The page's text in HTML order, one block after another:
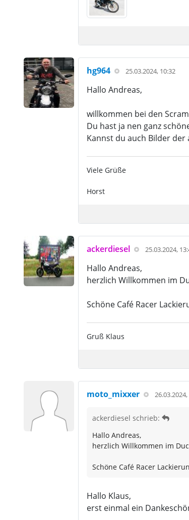
hg964 25.03.2024, 10:32
Hallo Andreas,
willkommen bei den
Du hast ja nen ganz
Kannst du auch Bilder der
Viele Grüße
Horst
ackerdiesel 25.03.2024,
Hallo Andreas,
herzlich Willkommen im
Schöne Café Racer
Gruß Klaus
moto_mixxer 26.03.2024,
ackerdiesel schrieb:
Hallo Andreas,
herzlich Willkommen im
Schöne Café Racer
Hallo Klaus,
erst einmal ein